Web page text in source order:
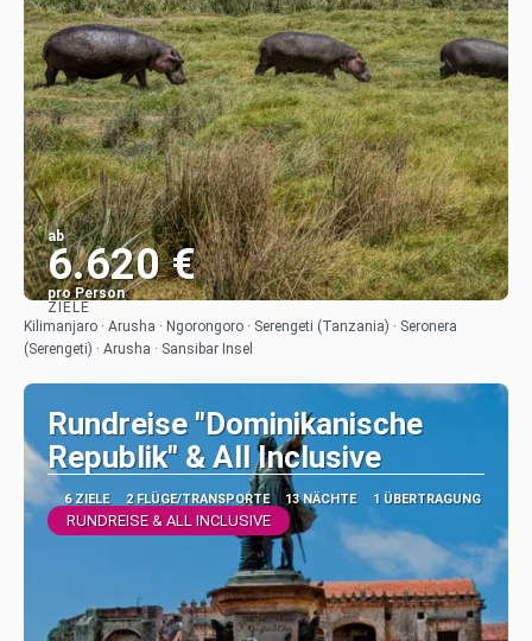
ab
6.620 €
pro Person
Sehen
ZIELE
Kilimanjaro · Arusha · Ngorongoro · Serengeti (Tanzania) · Seronera
(Serengeti) · Arusha · Sansibar Insel
Rundreise "Dominikanische
Republik" & All Inclusive
6 ZIELE 2 FLÜGE/TRANSPORTE 13 NÄCHTE 1 ÜBERTRAGUNG
RUNDREISE & ALL INCLUSIVE